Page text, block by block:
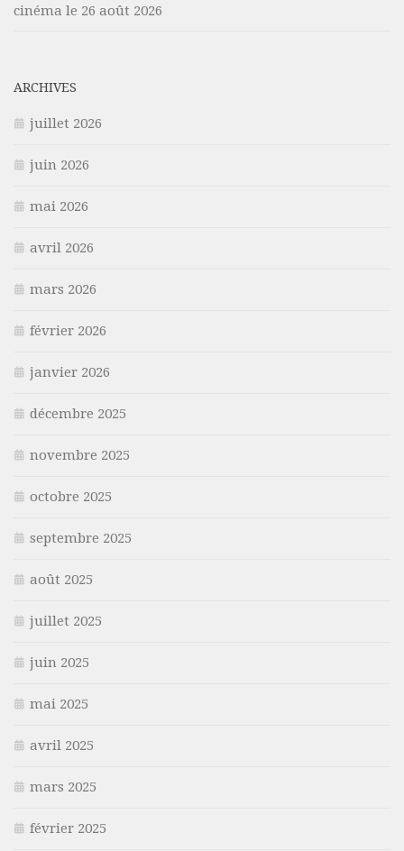
cinéma le 26 août 2026
ARCHIVES
juillet 2026
juin 2026
mai 2026
avril 2026
mars 2026
février 2026
janvier 2026
décembre 2025
novembre 2025
octobre 2025
septembre 2025
août 2025
juillet 2025
juin 2025
mai 2025
avril 2025
mars 2025
février 2025